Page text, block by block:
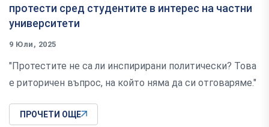
протести сред студентите в интерес на частни
университети
9 Юли, 2025
"Протестите не са ли инспирирани политически? Това
е риторичен въпрос, на който няма да си отговаряме."
ПРОЧЕТИ ОЩЕ